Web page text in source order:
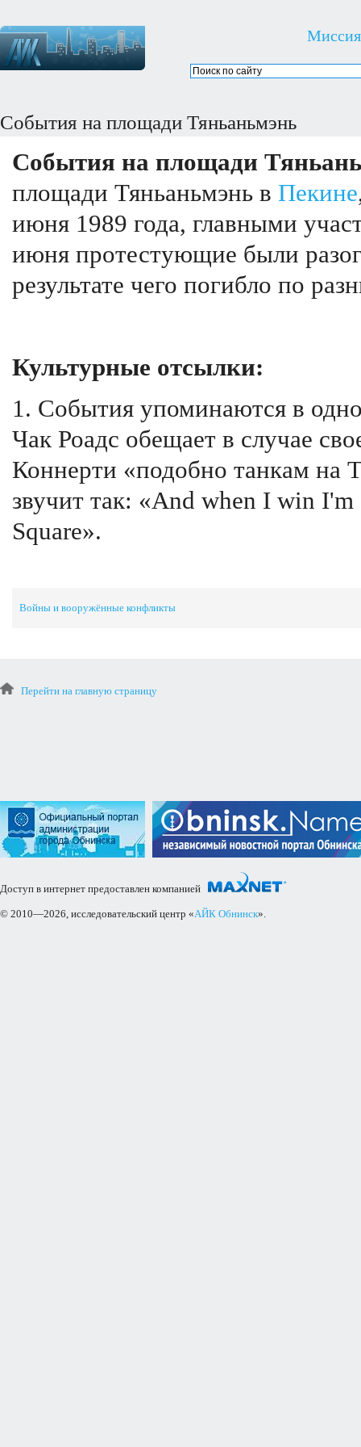
Миссия
События на площади Тяньаньмэнь
События на площади
площади Тяньаньмэнь в Пекине
июня 1989 года, главными
июня протестующие были
результате чего погибло по
Культурные отсылки:
1. События упоминаются в
Чак Роадс обещает в случае
Коннерти «подобно танкам на
звучит так: «And when I win
Square».
Войны и вооружённые конфликты
Перейти на главную страницу
Доступ в интернет предоставлен компанией
© 2010—2026, исследовательский центр «АЙК Обнинск».